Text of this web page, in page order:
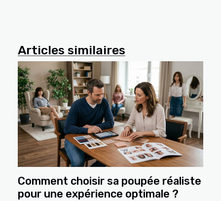
Articles similaires
Comment choisir sa poupée réaliste
pour une expérience optimale ?